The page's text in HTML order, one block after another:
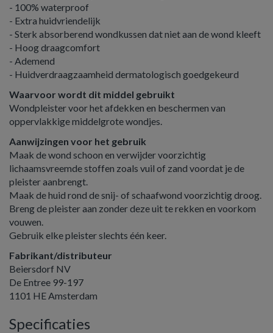
- 100% waterproof
- Extra huidvriendelijk
- Sterk absorberend wondkussen dat niet aan de wond kleeft
- Hoog draagcomfort
- Ademend
- Huidverdraagzaamheid dermatologisch goedgekeurd
Waarvoor wordt dit middel gebruikt
Wondpleister voor het afdekken en beschermen van
oppervlakkige middelgrote wondjes.
Aanwijzingen voor het gebruik
Maak de wond schoon en verwijder voorzichtig
lichaamsvreemde stoffen zoals vuil of zand voordat je de
pleister aanbrengt.
Maak de huid rond de snij- of schaafwond voorzichtig droog.
Breng de pleister aan zonder deze uit te rekken en voorkom
vouwen.
Gebruik elke pleister slechts één keer.
Fabrikant/distributeur
Beiersdorf NV
De Entree 99-197
1101 HE Amsterdam
Specificaties